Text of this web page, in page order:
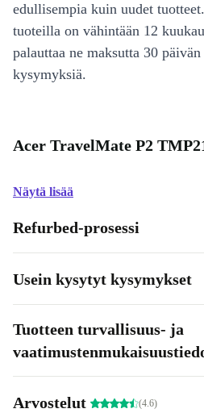
edullisempia kuin uudet
tuoteilla on vähintään 12
palauttaa ne maksutta 30
kysymyksiä.
Acer TravelMate P2
Näytä lisää
Refurbed-prosessi
Usein kysytyt kysymykset
Tuotteen turvallisuus- ja
Arvostelut (4.6)